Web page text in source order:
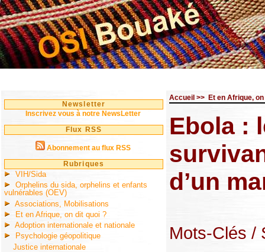
Newsletter
Inscrivez vous à notre NewsLetter
Flux RSS
Abonnement au flux RSS
Rubriques
VIH/Sida
Orphelins du sida, orphelins et enfants
vulnérables (OEV)
Associations, Mobilisations
Et en Afrique, on dit quoi ?
Adoption internationale et nationale
Psychologie géopolitique
Justice internationale
Accueil >> Et en Afrique,
Ebola :
d’un
Mots-Clés /